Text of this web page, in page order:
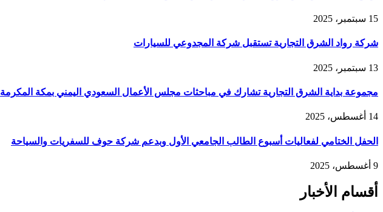
15 سبتمبر، 2025
شركة رواد الشرق التجارية تستقبل شركة المجدوعي للسيارات
13 سبتمبر، 2025
مجموعة بداية الشرق التجارية تشارك في مباحثات مجلس الأعمال السعودي اليمني بمكة المكرمة
14 أغسطس، 2025
الحفل الختامي لفعاليات أسبوع الطالب الجامعي الأول وبدعم شركة حوف للسفريات والسياحة
9 أغسطس، 2025
أقسام الأخبار